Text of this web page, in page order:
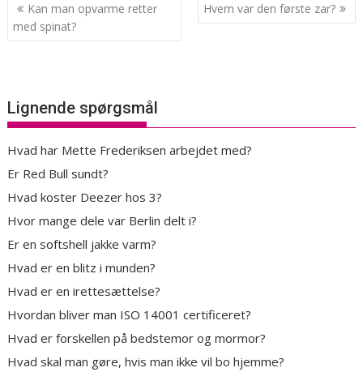
Kan man opvarme retter
med spinat?
Hvem var den første zar?
Lignende spørgsmål
Hvad har Mette Frederiksen arbejdet med?
Er Red Bull sundt?
Hvad koster Deezer hos 3?
Hvor mange dele var Berlin delt i?
Er en softshell jakke varm?
Hvad er en blitz i munden?
Hvad er en irettesættelse?
Hvordan bliver man ISO 14001 certificeret?
Hvad er forskellen på bedstemor og mormor?
Hvad skal man gøre, hvis man ikke vil bo hjemme?